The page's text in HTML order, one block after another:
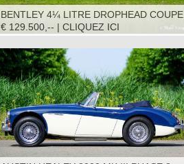
BENTLEY 4¼ LITRE DROPHEAD COUPE,
1936
€ 129.500,-- | CLIQUEZ ICI